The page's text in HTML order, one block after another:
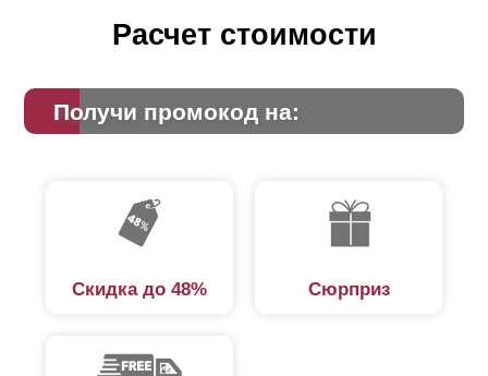
Расчет стоимости
Получи промокод на:
Скидка до 48% Сюрприз